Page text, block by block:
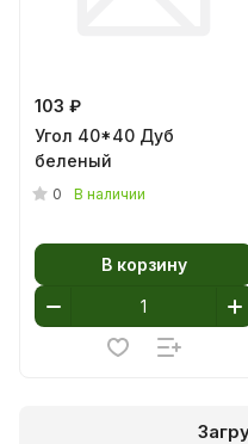
103 ₽
Угол 40*40 Дуб
беленый
0 В наличии
В корзину